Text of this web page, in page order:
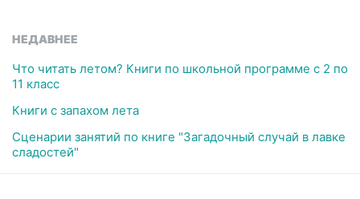
НЕДАВНЕЕ
Что читать летом? Книги по школьной программе с 2 по
11 класс
Книги с запахом лета
Сценарии занятий по книге "Загадочный случай в лавке
сладостей"